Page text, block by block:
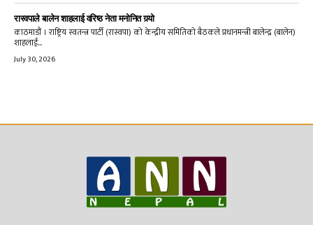
रास्वपाले बालेन शाहलाई वरिष्ठ नेता मनोनित गर्‍यो
काठमाडौं । राष्ट्रिय स्वतन्त्र पार्टी (रास्वपा) को केन्द्रीय समितिको बैठकले प्रधानमन्त्री बालेन्द्र (बालेन)
शाहलाई...
July 30, 2026